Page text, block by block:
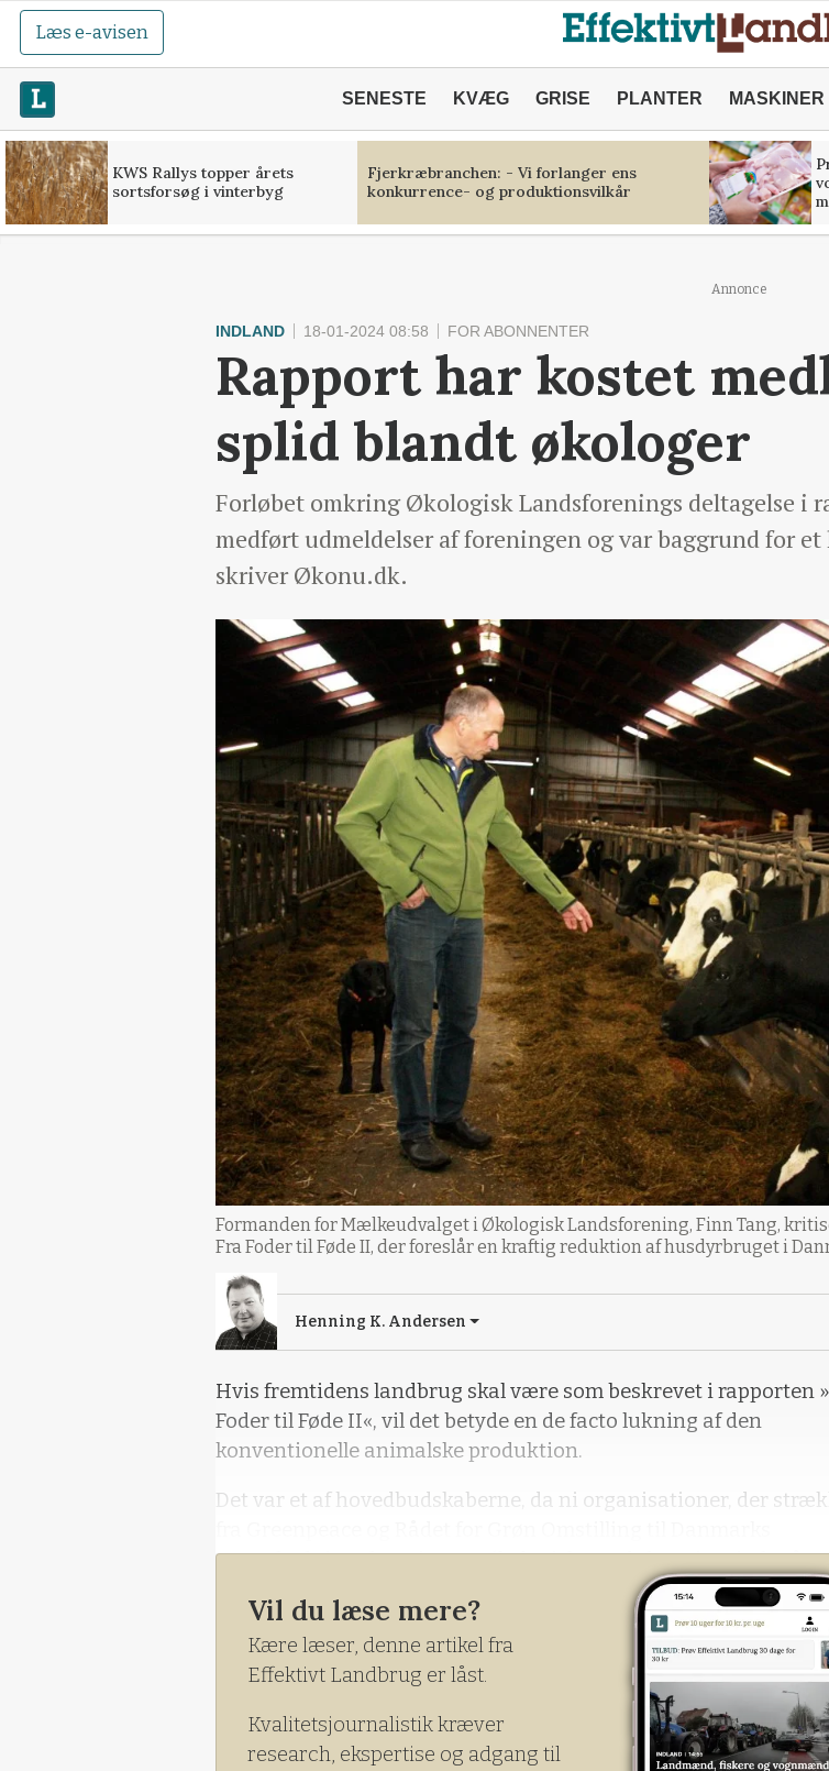
Læs e-avisen
SENESTE KVÆG GRISE PLANTER MASKINER
KWS Rallys topper årets
sortsforsøg i vinterbyg
Fjerkræbranchen: - Vi forlanger ens
konkurrence- og produktionsvilkår
Annonce
INDLAND 18-01-2024 08:58 FOR ABONNENTER
Rapport har kostet
splid blandt økologer
Forløbet omkring Økologisk Landsforenings deltagelse i
medført udmeldelser af foreningen og var baggrund for
skriver Økonu.dk.
Formanden for Mælkeudvalget i Økologisk Landsforening, Finn Tang,
Fra Foder til Føde II, der foreslår en kraftig reduktion af husdyrbruget i
Henning K. Andersen
Hvis fremtidens landbrug skal være som beskrevet i rapporten
Foder til Føde II«, vil det betyde en de facto lukning af den
konventionelle animalske produktion.
Det var et af hovedbudskaberne, da ni organisationer, der
Naturfredningsforening og Økologisk Landsforening, i efteråret
Vil du læse mere?
Kære læser, denne artikel fra
Effektivt Landbrug er låst.
Kvalitetsjournalistik kræver
research, ekspertise og adgang til